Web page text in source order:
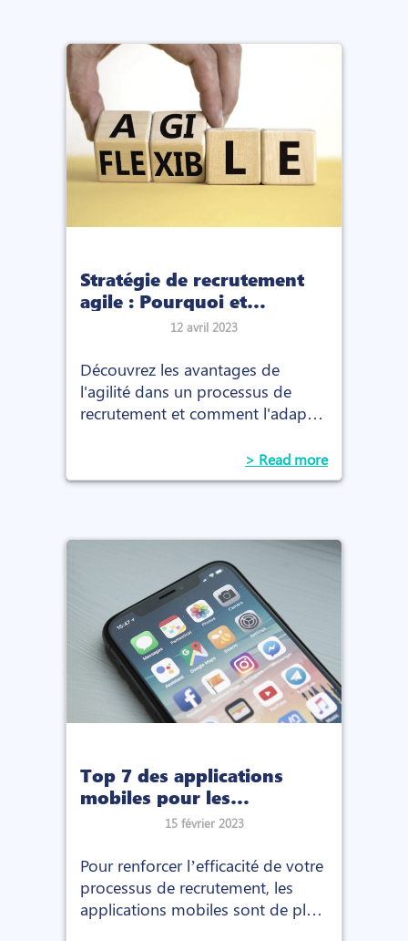
Stratégie de recrutement
agile : Pourquoi et
comment l'appliquer ?
12 avril 2023
Découvrez les avantages de
l'agilité dans un processus de
recrutement et comment l'adapter
recrutements plus efficaces.> Read more
Top 7 des applications
mobiles pour les
recruteurs15 février 2023
Pour renforcer l’efficacité de votre
processus de recrutement, les
applications mobiles sont de plus